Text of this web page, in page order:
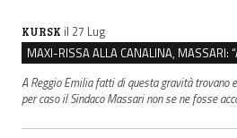
KURSK il 27 Lug
A Reggio Emilia fatti di questa gravità trovano
per caso il Sindaco Massari non se ne fosse